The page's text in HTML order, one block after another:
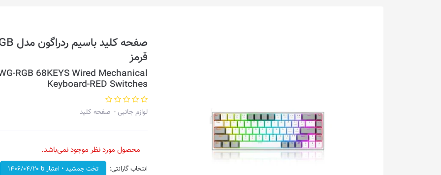
قرمز
RGB 68KEYS Wired Mechanical
Keyboard-RED Switches
لوازم جانبی صفحه کلید
محصول مورد نظر موجود نمی‌باشد.
انتخاب گارانتی: تخت جمشید • اعتبار تا ۱۴۰۶/۰۴/۲۰